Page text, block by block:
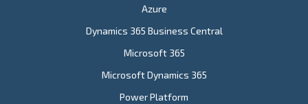
Azure
Dynamics 365 Business Central
Microsoft 365
Microsoft Dynamics 365
Power Platform